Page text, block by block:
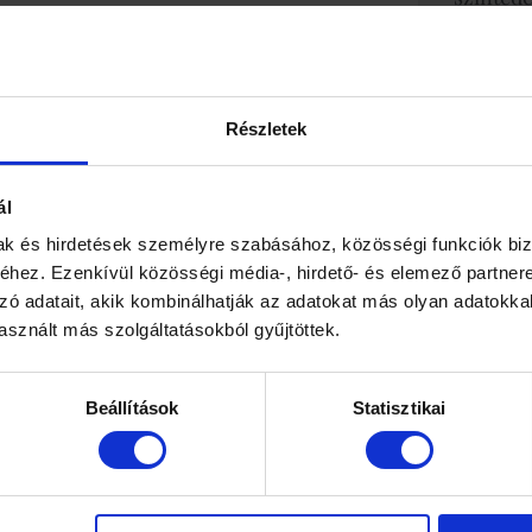
Részletek
és hirdetések személyre szabásához, közösségi funkciók
Ezenkívül közösségi média-, hirdető- és elemező
adatait, akik kombinálhatják az adatokat más olyan
más szolgáltatásokból gyűjtöttek.
Beállítások Statisztikai
Tovább
3d